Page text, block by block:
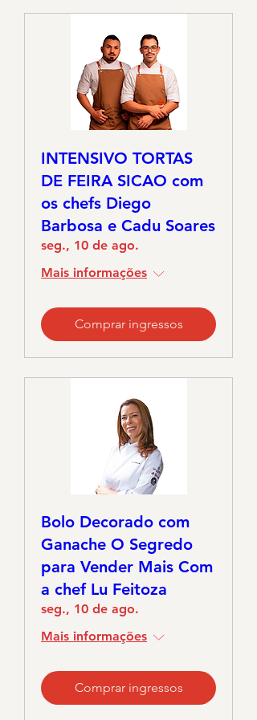
INTENSIVO TORTAS
DE FEIRA SICAO com
os chefs Diego
Barbosa e Cadu Soares
seg., 10 de ago.
Mais informações
Comprar ingressos
Bolo Decorado com
Ganache O Segredo
para Vender Mais Com
a chef Lu Feitoza
seg., 10 de ago.
Mais informações
Comprar ingressos